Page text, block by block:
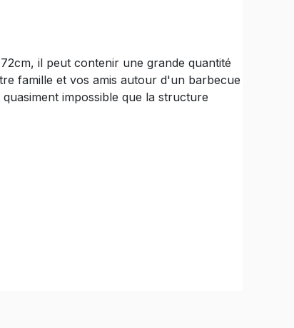
il peut contenir une grande quantité
famille et vos amis autour d'un barbecue
impossible que la structure